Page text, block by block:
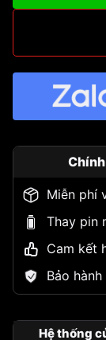
Miễn phí
Thay pin
Cam kết
Bảo
Hệ thống